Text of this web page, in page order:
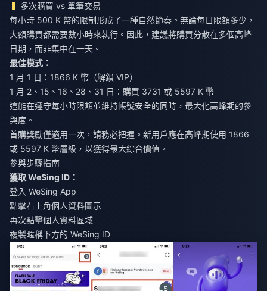
多次購買 vs 單筆交易
每小時 500 K 幣的限制形成了一種自然節奏。無論每日限額多少，
大額購買都需要數小時來執行。因此，建議將購買分散在多個高峰
日期，而非集中在一天。
最佳模式：
1 月 1 日：1866 K 幣（解鎖 VIP）
1 月 2、15、16、28、31 日：購買 3731 或 5597 K 幣
這能在遵守每小時限額並維持帳號安全的同時，最大化高峰期的參
與度。
首購獎勵僅適用一次，請務必把握。新用戶應在高峰期使用 1866
或 5597 K 幣層級，以獲得最大綜合價值。
參與步驟指南
獲取 WeSing ID：
登入 WeSing App
點擊右上角個人資料圖示
再次點擊個人資料區域
複製暱稱下方的 WeSing ID